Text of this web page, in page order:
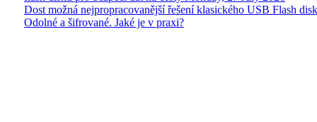
Dost možná nejpropracovanější řešení klasického USB Flash
Odolné a šifrované. Jaké je v praxi?